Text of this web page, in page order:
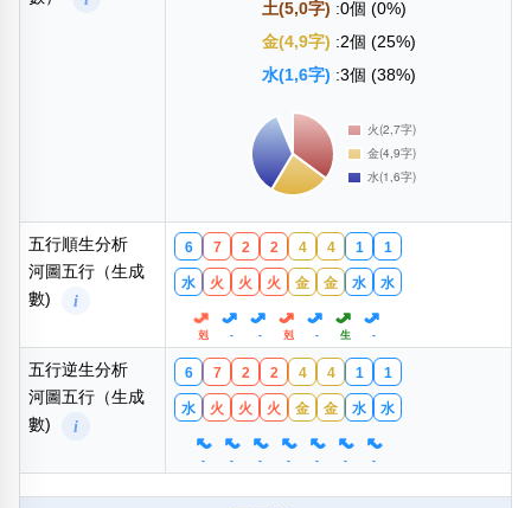
土(5,0字) :0個 (0%)
金(4,9字) :2個 (25%)
水(1,6字) :3個 (38%)
五行順生分析
河圖五行（生成
數)
i
6 7 2 2 4 4 1 1
水 火 火 火 金 金 水 水
剋 - - 剋 - 生 -
五行逆生分析
河圖五行（生成
數)
i
6 7 2 2 4 4 1 1
水 火 火 火 金 金 水 水
- - - - - - -